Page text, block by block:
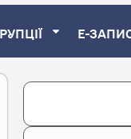
Е-
Search